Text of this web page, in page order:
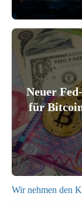
Neuer
für
Wir nehmen den